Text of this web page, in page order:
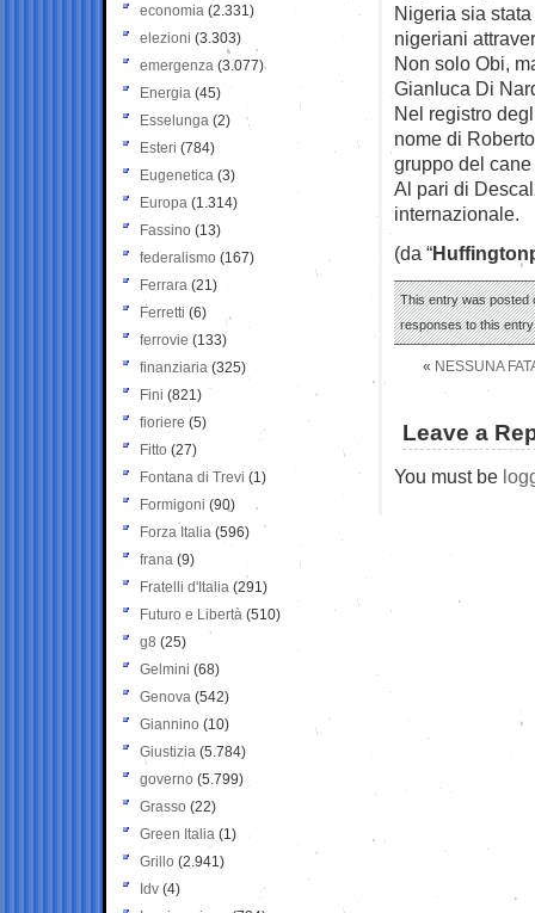
Nigeria sia
nigeriani
Non solo Obi,
Gianluca Di
Nel registro
nome di
gruppo del
Al pari di
internazionale.
(da “
This entry was posted
responses to this
« NESSUNA
Leave a
You must be
economia (2.331)
elezioni (3.303)
emergenza (3.077)
Energia (45)
Esselunga (2)
Esteri (784)
Eugenetica (3)
Europa (1.314)
Fassino (13)
federalismo (167)
Ferrara (21)
Ferretti (6)
ferrovie (133)
finanziaria (325)
Fini (821)
fioriere (5)
Fitto (27)
Fontana di Trevi (1)
Formigoni (90)
Forza Italia (596)
frana (9)
Fratelli d'Italia (291)
Futuro e Libertà (510)
g8 (25)
Gelmini (68)
Genova (542)
Giannino (10)
Giustizia (5.784)
governo (5.799)
Grasso (22)
Green Italia (1)
Grillo (2.941)
Idv (4)